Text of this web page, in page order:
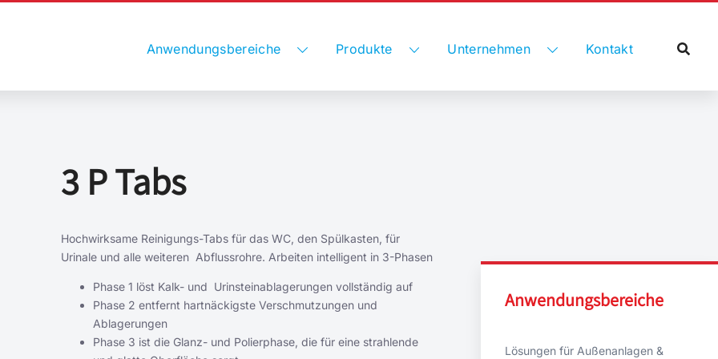
Anwendungsbereiche Produkte Unternehmen Kontakt
3 P Tabs
Hochwirksame Reinigungs-Tabs für das WC, den Spülkasten, für
Urinale und alle weiteren Abflussrohre. Arbeiten intelligent in 3-Phasen
Phase 1 löst Kalk- und Urinsteinablagerungen vollständig auf
Phase 2 entfernt hartnäckigste Verschmutzungen und
Ablagerungen
Phase 3 ist die Glanz- und Polierphase, die für eine strahlende
Anwendungsbereiche
Lösungen für Außenanlagen &